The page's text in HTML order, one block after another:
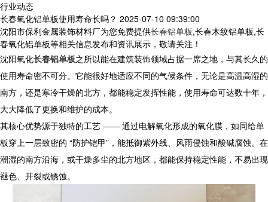
行业动态
长春氧化铝单板使用寿命长吗？ 2025-07-10 09:39:00
沈阳市保利金属装饰材料厂为您免费提供长春铝单板,长春木纹铝单板,长
春氧化铝单板等相关信息发布和资讯展示，敬请关注！
沈阳氧化长春铝单板之所以能在建筑装饰领域占据一席之地，与其长久的
使用寿命密不可分。它能很好地适应不同的气候条件，无论是高温高湿的
南方，还是寒冷干燥的北方，都能稳定发挥性能，使用寿命可达数十年，
大大降低了更换和维护的成本。​
其核心优势源于独特的工艺 —— 通过电解氧化形成的氧化膜，如同给单
板穿上一层致密的 “防护铠甲”，能抵御紫外线、风雨侵蚀和酸碱腐蚀。在
潮湿的南方沿海，或干燥多尘的北方地区，都能保持稳定性能，不易出现
褪色、开裂或锈蚀。